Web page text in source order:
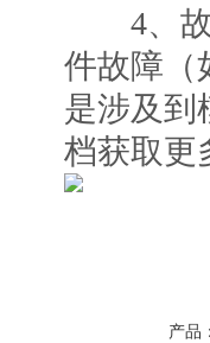
4、故
件故障（
是涉及到
档获取更
产品